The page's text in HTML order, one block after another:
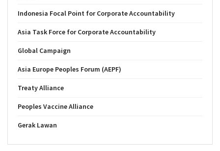
Indonesia Focal Point for Corporate Accountability
Asia Task Force for Corporate Accountability
Global Campaign
Asia Europe Peoples Forum (AEPF)
Treaty Alliance
Peoples Vaccine Alliance
Gerak Lawan